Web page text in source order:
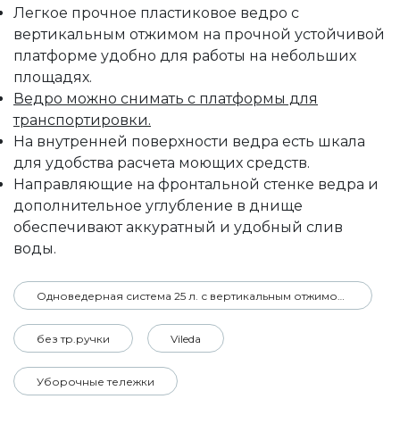
Легкое прочное пластиковое ведро с
вертикальным отжимом на прочной устойчивой
платформе удобно для работы на небольших
площадях.
Ведро можно снимать с платформы для
транспортировки.
На внутренней поверхности ведра есть шкала
для удобства расчета моющих средств.
Направляющие на фронтальной стенке ведра и
дополнительное углубление в днище
обеспечивают аккуратный и удобный слив
воды.
Одноведерная система 25 л. с вертикальным отжимом на платформе
без тр.ручки Vileda
Уборочные тележки